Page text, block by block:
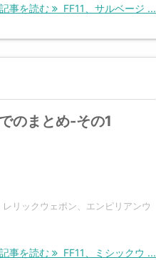
記事を読む FF11、サルベージ ...
のまとめ-その1
リックウェポン、エンピリアンウ
記事を読む FF11、ミシックウ ...